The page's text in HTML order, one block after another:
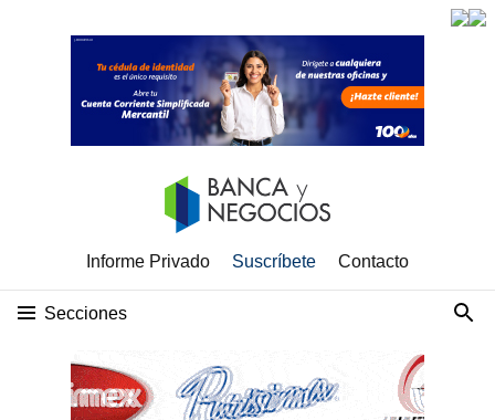
Informe Privado Suscríbete Contacto
Secciones